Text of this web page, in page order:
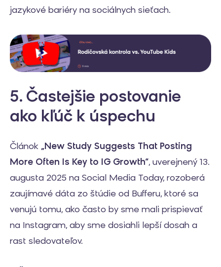
jazykové bariéry na sociálnych sieťach.
5. Častejšie postovanie
ako kľúč k úspechu
Článok „New Study Suggests That Posting
More Often Is Key to IG Growth“, uverejnený 13.
augusta 2025 na Social Media Today, rozoberá
zaujímavé dáta zo štúdie od Bufferu, ktoré sa
venujú tomu, ako často by sme mali prispievať
na Instagram, aby sme dosiahli lepší dosah a
rast sledovateľov.